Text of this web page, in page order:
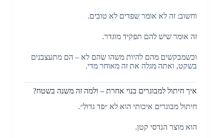
וחשוב: זה לא אומר שפדים לא טובים.
זה אומר שיש להם תפקיד מוגדר.
וכשמבקשים מהם להיות משהו שהם לא – הם מתעצבנים
בשקט, ואתה מגלה את זה מאוחר מדי.
איך חיתול למבוגרים בנוי אחרת – ולמה זה משנה בשטח?
חיתול מבוגרים איכותי הוא לא ״פד גדול״.
הוא מוצר הנדסי קטן.